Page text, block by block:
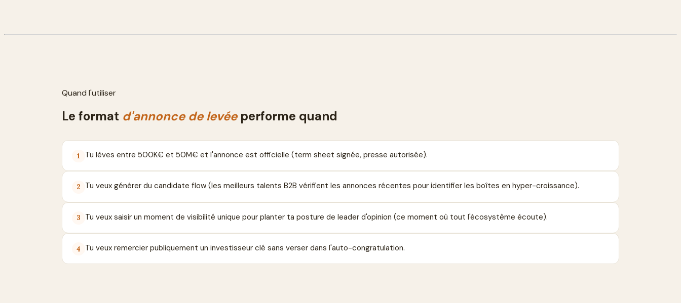
Quand l'utiliser
Le format d'annonce de levée performe quand
1 Tu lèves entre 500K€ et 50M€ et l'annonce est officielle (term sheet signée, presse autorisée).
2 Tu veux générer du candidate flow (les meilleurs talents B2B vérifient les annonces récentes pour identifier les boîtes en hyper-croissance).
3 Tu veux saisir un moment de visibilité unique pour planter ta posture de leader d'opinion (ce moment où tout l'écosystème écoute).
4 Tu veux remercier publiquement un investisseur clé sans verser dans l'auto-congratulation.